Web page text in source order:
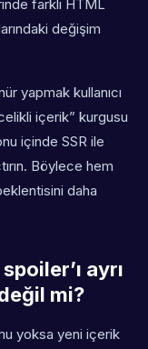
farklı HTML
değişim
yapmak kullanıcı
içerik” kurgusu
içinde SSR ile
Böylece hem
daha
ayrı
mi?
yoksa yeni içerik